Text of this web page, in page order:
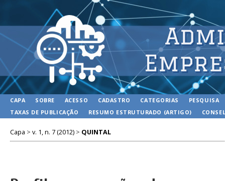
CAPA SOBRE ACESSO CADASTRO CATEGORIAS
PESQUISA
TAXAS DE PUBLICAÇÃO
RESUMO ESTRUTURADO (ARTIGO)
Capa > v. 1, n. 7 (2012) > QUINTAL